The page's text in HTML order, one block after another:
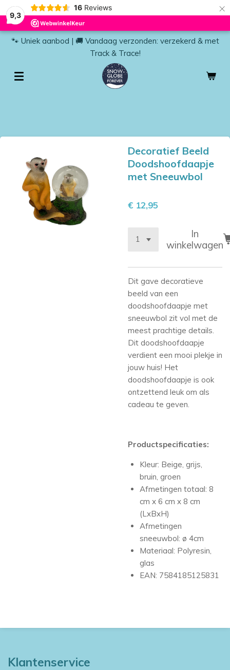
9,3
16 Reviews ×
🐾 Uniek aanbod | 🚚 Vandaag verzonden: verzekerd & met
Track & Trace!
Decoratief Beeld
Doodshoofdaapje
met Sneeuwbol
€ 12,95
In
winkelwagen
Dit gave decoratieve
beeld van een
doodshoofdaapje met
sneeuwbol zit vol met de
meest prachtige details.
Dit doodshoofdaapje
verdient een mooi plekje in
jouw huis! Het
doodshoofdaapje is ook
ontzettend leuk om als
cadeau te geven.
Productspecificaties:
Kleur: Beige, grijs,
bruin, groen
Afmetingen totaal: 8
cm x 6 cm x 8 cm
(LxBxH)
Afmetingen
sneeuwbol: ø 4cm
Materiaal: Polyresin,
glas
EAN: 7584185125831
Klantenservice